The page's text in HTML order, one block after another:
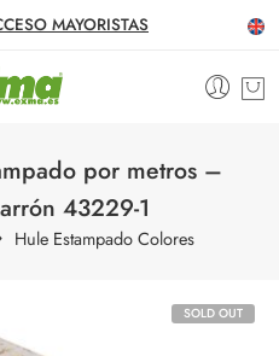
MAYORISTAS
por metros –
43229-1
Hule Estampado Colores
SOLD OUT